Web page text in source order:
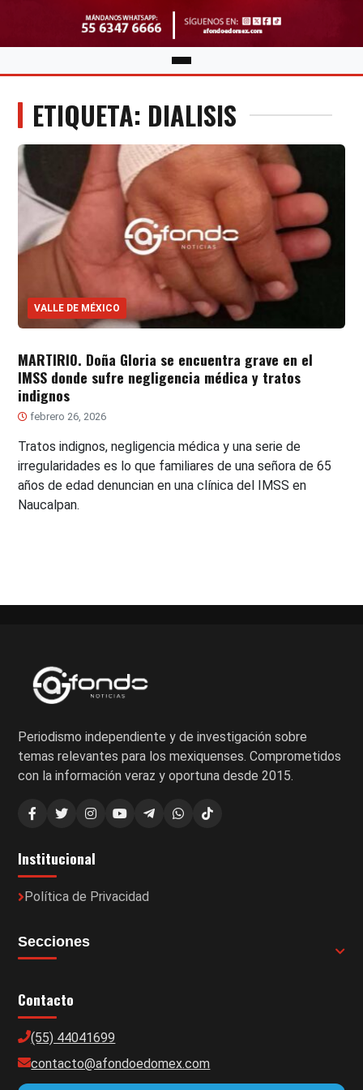
ETIQUETA: DIALISIS
VALLE DE MÉXICO
MARTIRIO. Doña Gloria se encuentra grave en el
IMSS donde sufre negligencia médica y tratos
indignos
febrero 26, 2026
Tratos indignos, negligencia médica y una serie de
irregularidades es lo que familiares de una señora de 65
años de edad denuncian en una clínica del IMSS en
Naucalpan.
Periodismo independiente y de investigación sobre
temas relevantes para los mexiquenses. Comprometidos
con la información veraz y oportuna desde 2015.
Institucional
Política de Privacidad
Secciones
Contacto
(55) 44041699
contacto@afondoedomex.com